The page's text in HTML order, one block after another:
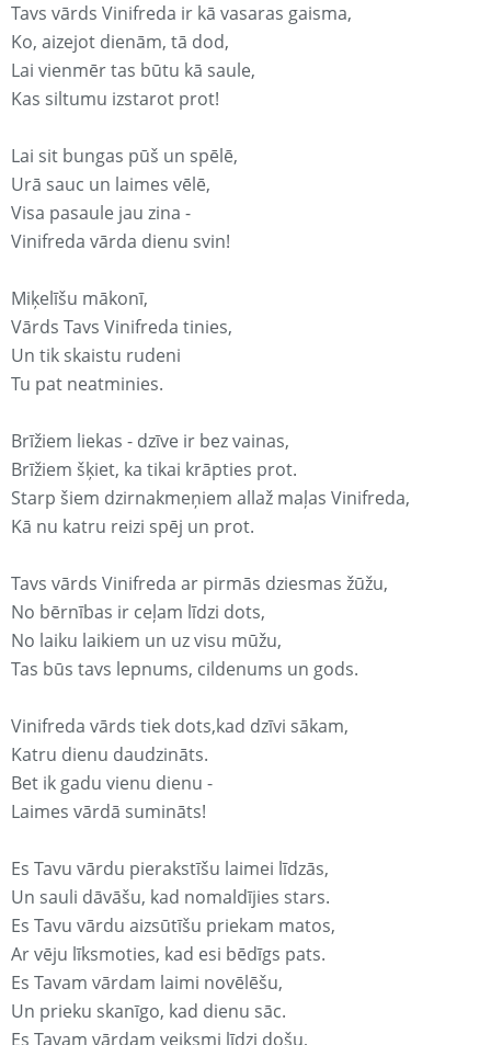
Tavs vārds Vinifreda ir kā vasaras gaisma,
Ko, aizejot dienām, tā dod,
Lai vienmēr tas būtu kā saule,
Kas siltumu izstarot prot!
Lai sit bungas pūš un spēlē,
Urā sauc un laimes vēlē,
Visa pasaule jau zina -
Vinifreda vārda dienu svin!
Miķelīšu mākonī,
Vārds Tavs Vinifreda tinies,
Un tik skaistu rudeni
Tu pat neatminies.
Brīžiem liekas - dzīve ir bez vainas,
Brīžiem šķiet, ka tikai krāpties prot.
Starp šiem dzirnakmeņiem allaž maļas Vinifreda,
Kā nu katru reizi spēj un prot.
Tavs vārds Vinifreda ar pirmās dziesmas žūžu,
No bērnības ir ceļam līdzi dots,
No laiku laikiem un uz visu mūžu,
Tas būs tavs lepnums, cildenums un gods.
Vinifreda vārds tiek dots,kad dzīvi sākam,
Katru dienu daudzināts.
Bet ik gadu vienu dienu -
Laimes vārdā sumināts!
Es Tavu vārdu pierakstīšu laimei līdzās,
Un sauli dāvāšu, kad nomaldījies stars.
Es Tavu vārdu aizsūtīšu priekam matos,
Ar vēju līksmoties, kad esi bēdīgs pats.
Es Tavam vārdam laimi novēlēšu,
Un prieku skanīgo, kad dienu sāc.
Es Tavam vārdam veiksmi līdzi došu,